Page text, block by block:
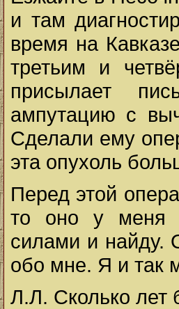
и там
время на
третьим и
присылает
ампутацию с
Сделали ему
эта опухоль
Перед этой
то оно у меня
силами и найду.
обо мне. Я и так
Л.Л. Сколько лет